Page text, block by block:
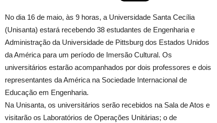
No dia 16 de maio, às 9 horas, a Universidade Santa Cecília
(Unisanta) estará recebendo 38 estudantes de Engenharia e
Administração da Universidade de Pittsburg dos Estados Unidos
da América para um período de Imersão Cultural. Os
universitários estarão acompanhados por dois professores e dois
representantes da América na Sociedade Internacional de
Educação em Engenharia.
Na Unisanta, os universitários serão recebidos na Sala de Atos e
visitarão os Laboratórios de Operações Unitárias; o de